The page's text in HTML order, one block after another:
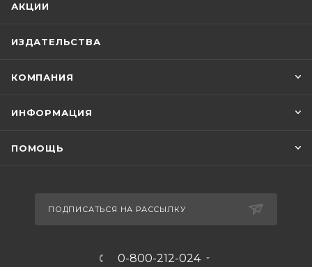
АКЦИИ
ИЗДАТЕЛЬСТВА
КОМПАНИЯ
ИНФОРМАЦИЯ
ПОМОЩЬ
ПОДПИСАТЬСЯ НА РАССЫЛКУ
0-800-212-024